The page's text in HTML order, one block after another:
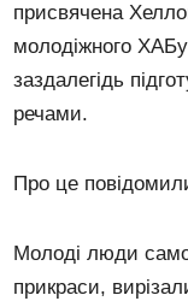
присвячена
молодіжного
заздалегідь
речами.
Про це
Молоді люди
прикраси,